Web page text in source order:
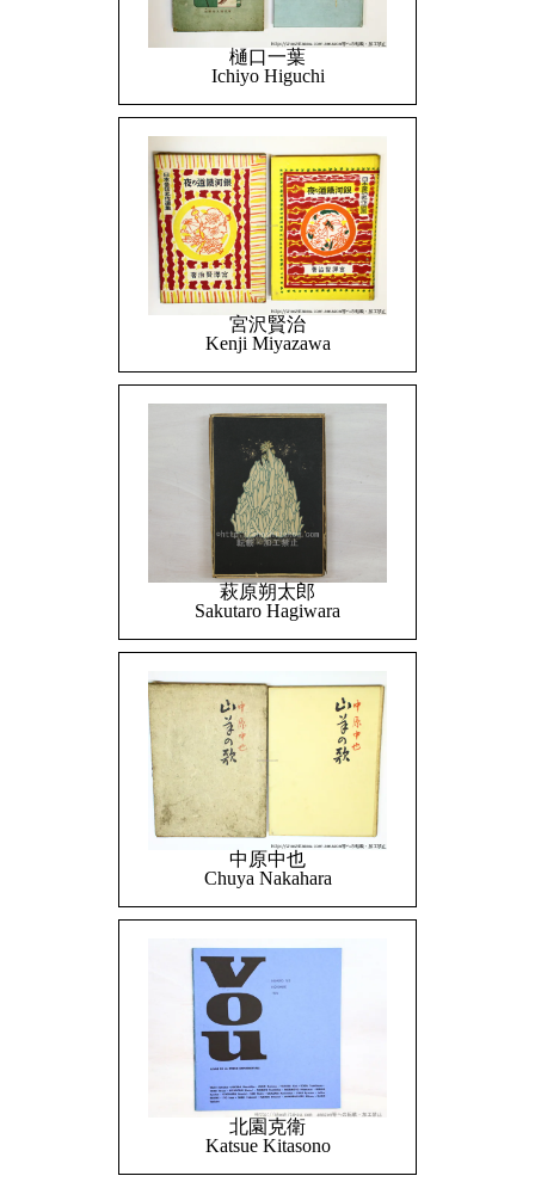
樋口一葉
Ichiyo Higuchi
宮沢賢治
Kenji Miyazawa
萩原朔太郎
Sakutaro Hagiwara
中原中也
Chuya Nakahara
北園克衛
Katsue Kitasono